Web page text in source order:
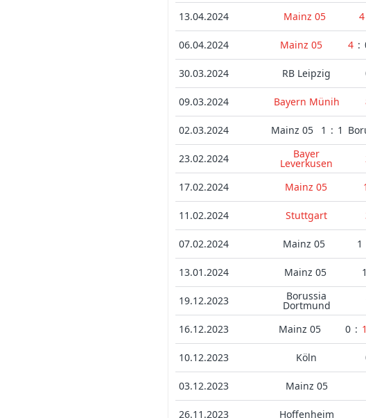
13.04.2024 Mainz 05 4
06.04.2024 Mainz 05 4 :
30.03.2024 RB Leipzig
09.03.2024 Bayern Münih
02.03.2024 Mainz 05 1 : 1
23.02.2024 Bayer
Leverkusen
17.02.2024 Mainz 05 1
11.02.2024 Stuttgart
07.02.2024 Mainz 05 1
13.01.2024 Mainz 05 1
19.12.2023 Borussia
Dortmund
16.12.2023 Mainz 05 0 : 1
10.12.2023 Köln
03.12.2023 Mainz 05
26.11.2023 Hoffenheim